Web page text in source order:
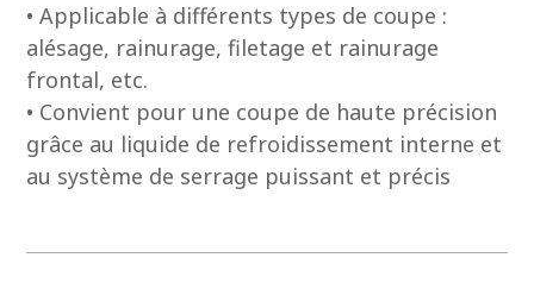
• Applicable à différents types de coupe :
alésage, rainurage, filetage et rainurage
frontal, etc.
• Convient pour une coupe de haute précision
grâce au liquide de refroidissement interne et
au système de serrage puissant et précis